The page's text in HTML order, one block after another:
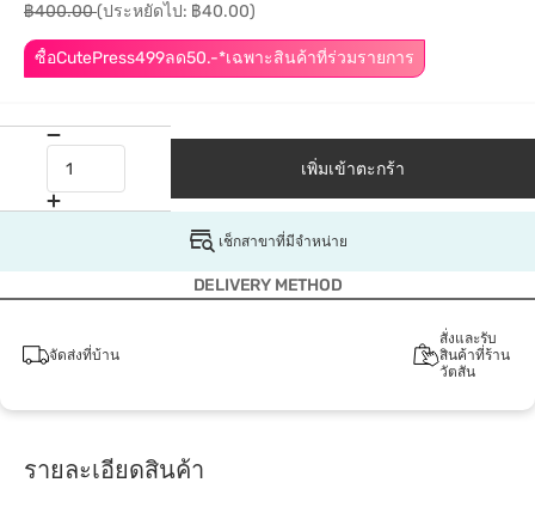
ซื้อCutePress499ลด50.-*เฉพาะสินค้าที่ร่วมรายการ
฿400.00(ประหยัดไป: ฿40.00)
เพิ่มเข้าตะกร้า
เช็กสาขาที่มีจำหน่าย
DELIVERY METHOD
จัดส่งที่บ้าน
สั่งและรับ
สินค้าที่ร้าน
วัตสัน
รายละเอียดสินค้า